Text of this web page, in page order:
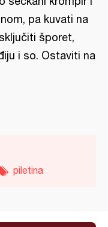
pa kuvati na
šporet,
i so. Ostaviti na
piletina